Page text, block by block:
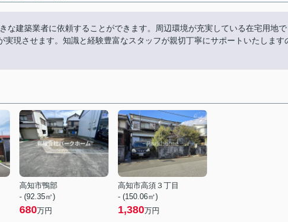
な建築業者に依頼することができます。周辺環境が充実している在宅用地で
現させます。知識と経験豊富なスタッフが親切丁寧にサポートいたします
高知市鴨部
- (92.35㎡)
680万円
高知市高須３丁目
- (150.06㎡)
1,380万円